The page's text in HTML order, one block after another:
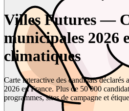
Villes Futures —
municipales 2026
climatiques
Carte interactive des candidats déclarés
2026 en France. Plus de 50 000
programmes, sites de campagne et